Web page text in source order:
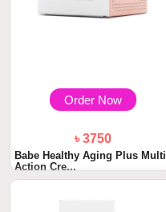
Order Now
৳ 3750
Babe Healthy Aging Plus Multi
Action Cre...